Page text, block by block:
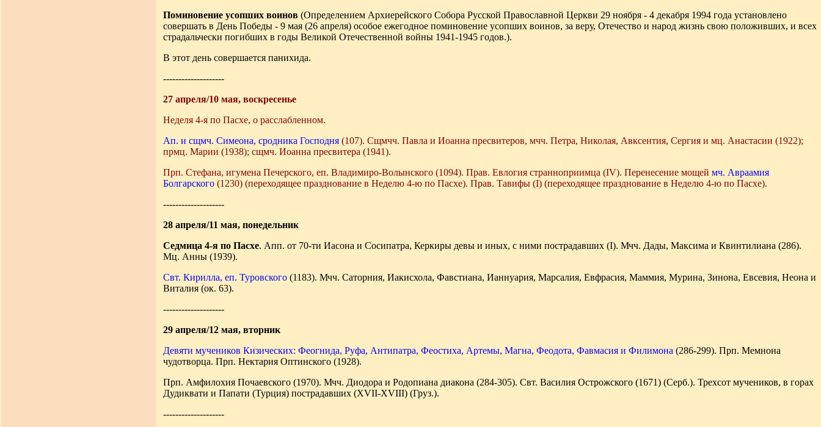
Поминовение усопших воинов (Определением Архиерейского Собора Русской Православной Церкви 29 ноября - 4 декабря 1994 года установлено
совершать в День Победы - 9 мая (26 апреля) особое ежегодное поминовение усопших воинов, за веру, Отечество и народ жизнь свою положивших, и всех
страдальчески погибших в годы Великой Отечественной войны 1941-1945 годов.).
В этот день совершается панихида.
--------------------
27 апреля/10 мая, воскресенье
Неделя 4-я по Пасхе, о расслабленном.
Ап. и сщмч. Симеона, сродника Господня (107). Сщмчч. Павла и Иоанна пресвитеров, мчч. Петра, Николая, Авксентия, Сергия и мц. Анастасии (1922);
прмц. Марии (1938); сщмч. Иоанна пресвитера (1941).
Прп. Стефана, игумена Печерского, еп. Владимиро-Волынского (1094). Прав. Евлогия странноприимца (IV). Перенесение мощей мч. Авраамия
Болгарского (1230) (переходящее празднование в Неделю 4-ю по Пасхе). Прав. Тавифы (I) (переходящее празднование в Неделю 4-ю по Пасхе).
--------------------
28 апреля/11 мая, понедельник
Седмица 4-я по Пасхе. Апп. от 70-ти Иасона и Сосипатра, Керкиры девы и иных, с ними пострадавших (I). Мчч. Дады, Максима и Квинтилиана (286).
Мц. Анны (1939).
Свт. Кирилла, еп. Туровского (1183). Мчч. Саторния, Иакисхола, Фавстиана, Ианнуария, Марсалия, Евфрасия, Маммия, Мурина, Зинона, Евсевия, Неона и
Виталия (ок. 63).
--------------------
29 апреля/12 мая, вторник
Девяти мучеников Кизических: Феогнида, Руфа, Антипатра, Феостиха, Артемы, Магна, Феодота, Фавмасия и Филимона (286-299). Прп. Мемнона
чудотворца. Прп. Нектария Оптинского (1928).
Прп. Амфилохия Почаевского (1970). Мчч. Диодора и Родопиана диакона (284-305). Свт. Василия Острожского (1671) (Серб.). Трехсот мучеников, в горах
Дудиквати и Папати (Турция) пострадавших (XVII-XVIII) (Груз.).
--------------------